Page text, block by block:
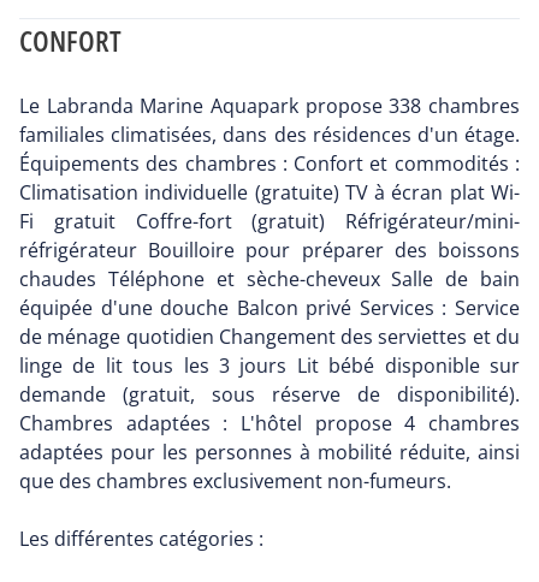
CONFORT
Le Labranda Marine Aquapark propose 338 chambres
familiales climatisées, dans des résidences d'un étage.
Équipements des chambres : Confort et commodités :
Climatisation individuelle (gratuite) TV à écran plat Wi-
Fi gratuit Coffre-fort (gratuit) Réfrigérateur/mini-
réfrigérateur Bouilloire pour préparer des boissons
chaudes Téléphone et sèche-cheveux Salle de bain
équipée d'une douche Balcon privé Services : Service
de ménage quotidien Changement des serviettes et du
linge de lit tous les 3 jours Lit bébé disponible sur
demande (gratuit, sous réserve de disponibilité).
Chambres adaptées : L'hôtel propose 4 chambres
adaptées pour les personnes à mobilité réduite, ainsi
que des chambres exclusivement non-fumeurs.
Les différentes catégories :